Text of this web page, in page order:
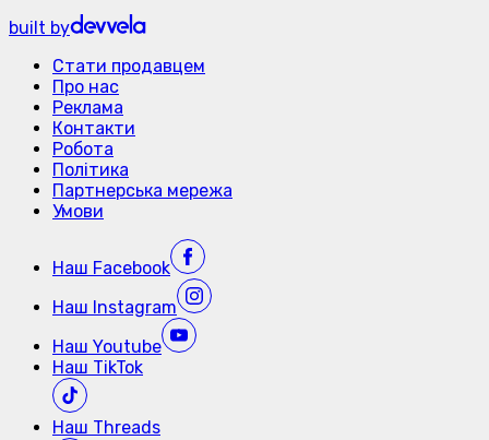
built by
Стати продавцем
Про нас
Реклама
Контакти
Робота
Політика
Партнерська мережа
Умови
Наш Facebook
Наш Instagram
Наш Youtube
Наш TikTok
Наш Threads